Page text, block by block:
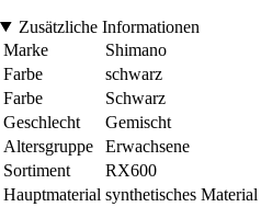
Zusätzliche Informationen
Marke
Shimano
Farbe
schwarz
Farbe
Schwarz
Geschlecht
Gemischt
Altersgruppe
Erwachsene
Sortiment
RX600
Hauptmaterial synthetisches Material